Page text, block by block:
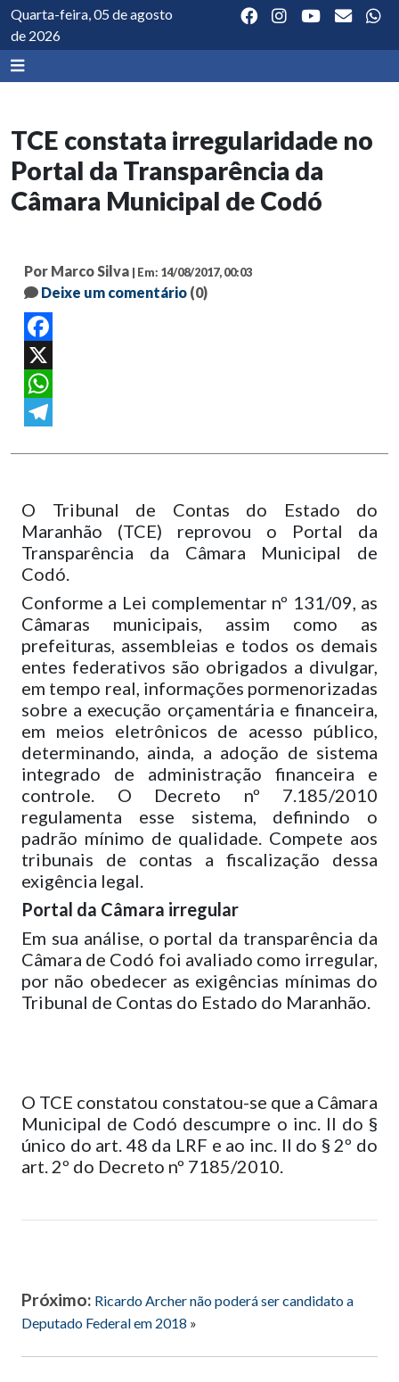
Quarta-feira, 05 de agosto
de 2026
TCE constata irregularidade no
Portal da Transparência da
Câmara Municipal de Codó
Por Marco Silva | Em: 14/08/2017, 00:03
Deixe um comentário (0)
Facebook
X
WhatsApp
O Tribunal de Contas do Estado do
Maranhão (TCE) reprovou o Portal da
Transparência da Câmara Municipal de
Codó.
Conforme a Lei complementar nº 131/09, as
Câmaras municipais, assim como as
prefeituras, assembleias e todos os demais
entes federativos são obrigados a divulgar,
em tempo real, informações pormenorizadas
sobre a execução orçamentária e financeira,
em meios eletrônicos de acesso público,
determinando, ainda, a adoção de sistema
integrado de administração financeira e
controle. O Decreto nº 7.185/2010
regulamenta esse sistema, definindo o
padrão mínimo de qualidade. Compete aos
tribunais de contas a fiscalização dessa
exigência legal.
Portal da Câmara irregular
Em sua análise, o portal da transparência da
Câmara de Codó foi avaliado como irregular,
por não obedecer as exigências mínimas do
Tribunal de Contas do Estado do Maranhão.
O TCE constatou constatou-se que a Câmara
Municipal de Codó descumpre o inc. II do §
único do art. 48 da LRF e ao inc. II do § 2º do
art. 2º do Decreto nº 7185/2010.
Próximo: Ricardo Archer não poderá ser candidato a
Deputado Federal em 2018 »